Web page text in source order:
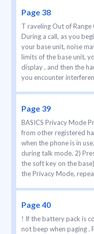
Page 38
T raveling Out of
During a call, as you
your base unit, noise
limits of the base unit,
display , and then the
you encounter
Page 39
BASICS Privacy Mode
from other registered
when the phone is in
during talk mode. 2)
the soft key on the
the Privacy Mode,
Page 40
! If the battery pack is
not beep when paging .